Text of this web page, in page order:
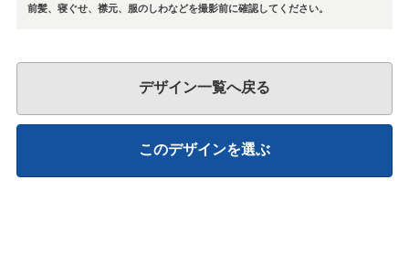
前髪、寝ぐせ、襟元、服のしわなどを撮影前に確認してください。
デザイン一覧へ戻る
このデザインを選ぶ